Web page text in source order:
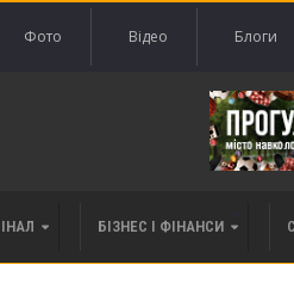
Фото Відео Блоги
БІЗНЕС І ФІНАНСИ